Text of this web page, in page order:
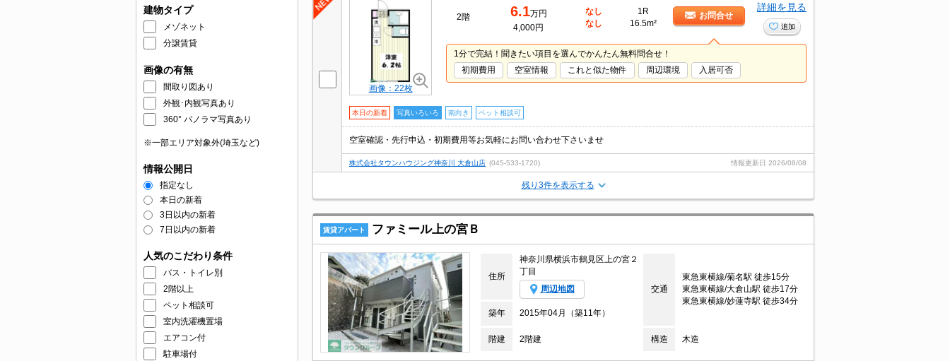
建物タイプ
メゾネット
分譲賃貸
画像の有無
間取り図あり
外観･内観写真あり
360° パノラマ写真あり
※一部エリア対象外(埼玉など)
情報公開日
指定なし
本日の新着
3日以内の新着
7日以内の新着
人気のこだわり条件
バス・トイレ別
2階以上
ペット相談可
室内洗濯機置場
エアコン付
駐車場付
画像：22枚
2階 6.1万円
4,000円
なし
なし
1R
16.5m²
お問合せ
詳細を見る
追加
1分で完結！聞きたい項目を選んでかんたん無料問合せ！
初期費用
空室情報 これと似た物件 周辺環境 入居可否
本日の新着 写真いろいろ 南向き ペット相談可
空室確認・先行申込・初期費用等お気軽にお問い合わせ下さいませ
株式会社タウンハウジング神奈川 大倉山店 (045-533-1720) 情報更新日 2026/08/08
残り3件を表示する
賃貸アパート ファミール上の宮Ｂ
住所
神奈川県横浜市鶴見区上の宮２
丁目
周辺地図 交通
東急東横線/菊名駅 徒歩15分
東急東横線/大倉山駅 徒歩17分
東急東横線/妙蓮寺駅 徒歩34分
築年
2015年04月（築11年）
階建 2階建 構造 木造